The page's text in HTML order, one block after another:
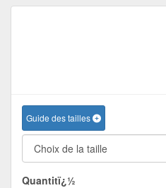
Guide des tailles
Quantitï¿½